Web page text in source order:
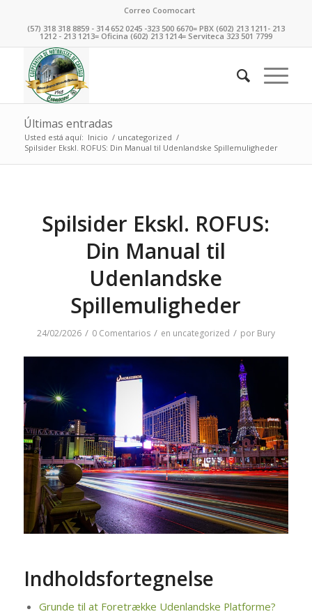
Correo Coomocart
(57) 318 318 8859 - 314 652 0245 -323 500 6670= PBX (602) 213 1211- 213
1212 - 213 1213= Oficina (602) 213 1214= Serviteca 323 501 7799
Últimas entradas
Usted está aquí: Inicio / uncategorized /
Spilsider Ekskl. ROFUS: Din Manual til Udenlandske Spillemuligheder
Spilsider Ekskl. ROFUS:
Din Manual til
Udenlandske
Spillemuligheder
24/02/2026 / 0 Comentarios / en uncategorized / por Bury
Indholdsfortegnelse
Grunde til at Foretrække Udenlandske Platforme?